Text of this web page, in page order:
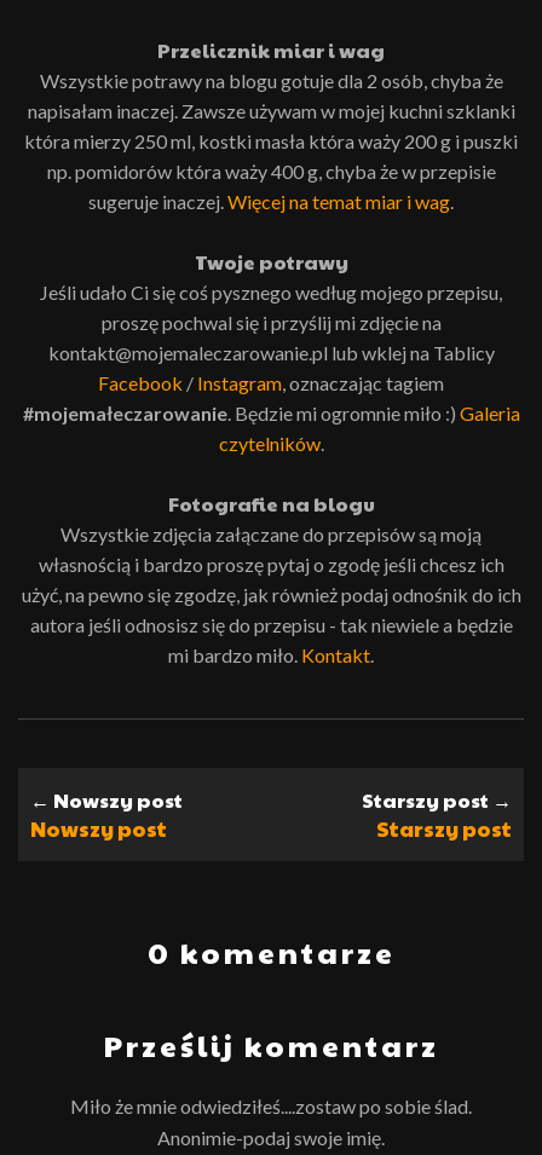
Przelicznik miar i wag
Wszystkie potrawy na blogu gotuje dla 2 osób, chyba że
napisałam inaczej. Zawsze używam w mojej kuchni szklanki
która mierzy 250 ml, kostki masła która waży 200 g i puszki
np. pomidorów która waży 400 g, chyba że w przepisie
sugeruje inaczej. Więcej na temat miar i wag
Twoje potrawy
Jeśli udało Ci się coś pysznego według mojego przepisu,
proszę pochwal się i przyślij mi zdjęcie na
kontakt@mojemaleczarowanie.pl lub wklej na Tablicy
Facebook / Instagram , oznaczając tagiem
#mojemałeczarowanie. Będzie mi ogromnie miło :) Galeria
czytelników.
Fotografie na blogu
Wszystkie zdjęcia załączane do przepisów są moją
własnością i bardzo proszę pytaj o zgodę jeśli chcesz ich
użyć, na pewno się zgodzę, jak również podaj odnośnik do ich
autora jeśli odnosisz się do przepisu - tak niewiele a będzie
mi bardzo miło. Kontakt
← Nowszy post
Nowszy post
Starszy post →
Starszy post
0 komentarze
Prześlij komentarz
Miło że mnie odwiedziłeś....zostaw po sobie ślad.
Anonimie-podaj swoje imię.